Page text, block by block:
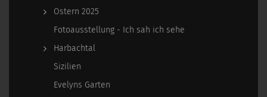
Ostern 2025
Fotoausstellung - Ich sah ich sehe
Harbachtal
Sizilien
Evelyns Garten